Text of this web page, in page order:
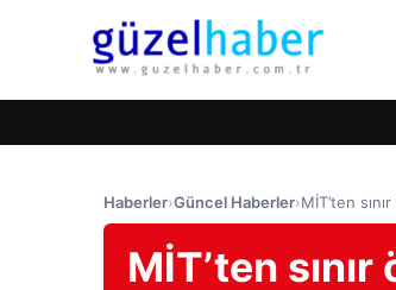
Haberler›Güncel Haberler›MİT’ten
MİT’ten